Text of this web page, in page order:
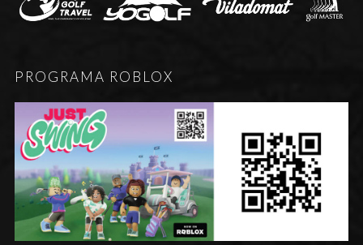
PROGRAMA ROBLOX